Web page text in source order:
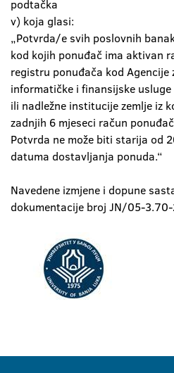
podtačka
v) koja glasi:
„Potvrda/e svih poslovnih
kod kojih ponuđač ima aktivan
registru ponuđača kod Agencije
informatičke i finansijske usluge
ili nadležne institucije zemlje iz
zadnjih 6 mjeseci račun
Potvrda ne može biti starija od
datuma dostavljanja ponuda.“
Navedene izmjene i dopune
dokumentacije broj JN/05-